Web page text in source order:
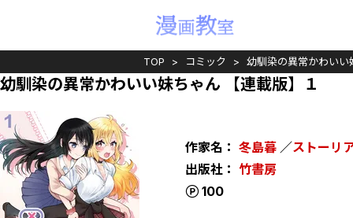
TOP コミック 幼馴染の異常かわい
幼馴染の異常かわいい妹ちゃん 【連載版】１
作家名： 冬島暮 ／ストーリ
出版社： 竹書房
100
ポイント